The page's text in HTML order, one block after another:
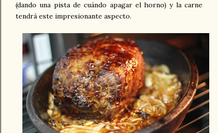
(dando una pista de cuándo apagar el horno) y la carne
tendrá este impresionante aspecto.